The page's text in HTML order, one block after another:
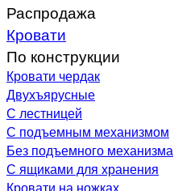
Распродажа
Кровати
По конструкции
Кровати чердак
Двухъярусные
С лестницей
С подъемным механизмом
Без подъемного механизма
С ящиками для хранения